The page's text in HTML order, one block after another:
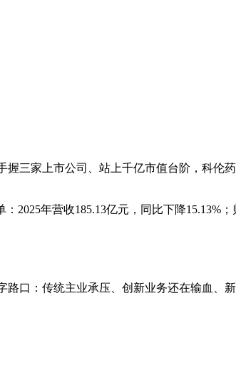
三家上市公司、站上千亿市值台阶，科伦
年营收185.13亿元，同比下降15.13%；
口：传统主业承压、创新业务还在输血、新